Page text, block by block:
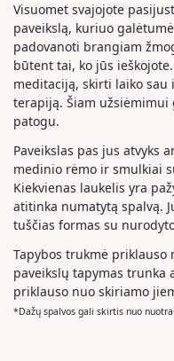
Visuomet svajojote
paveikslą, kuriuo
padovanoti brangiam
būtent tai, ko jūs
meditaciją, skirti laiko
terapiją. Šiam
patogu.
Paveikslas pas jus atvyks
medinio rėmo ir smulkiai
Kiekvienas laukelis yra
atitinka numatytą spalvą.
tuščias formas su
Tapybos trukmė priklauso
paveikslų tapymas trunka
priklauso nuo skiriamo
*Dažų spalvos gali skirtis nuo